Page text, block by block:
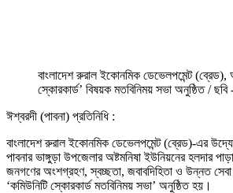
বাংলাদেশ রুরাল ইকোনমিক ডেভেলপমেন্ট
স্কোরকার্ড’ বিষয়ক মতবিনিময় সভা অনুষ্ঠিত / ছবি
ঈশ্বরদী (পাবনা) প্রতিনিধি :
বাংলাদেশ রুরাল ইকোনমিক ডেভেলপমেন্ট (ব্রেড)-এর
পাবনার ভাঙ্গুড়া উপজেলার অষ্টমনিষা ইউনিয়নের হলদার
জনগণের অংশগ্রহণ, স্বচ্ছতা, জবাবদিহিতা ও উন্নত সেবা
‘কমিউনিটি স্কোরকার্ড মতবিনিময় সভা’ অনুষ্ঠিত হয়।